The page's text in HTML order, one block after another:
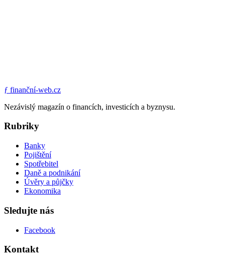
ƒ finanční-web.cz
Nezávislý magazín o financích, investicích a byznysu.
Rubriky
Banky
Pojištění
Spotřebitel
Daně a podnikání
Úvěry a půjčky
Ekonomika
Sledujte nás
Facebook
Kontakt